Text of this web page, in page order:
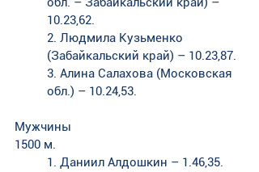
10.23,62.
2. Людмила Кузьменко
(Забайкальский край) – 10.23,87.
3. Алина Салахова (Московская
обл.) – 10.24,53.
Мужчины
1500 м.
1. Даниил Алдошкин – 1.46,35.